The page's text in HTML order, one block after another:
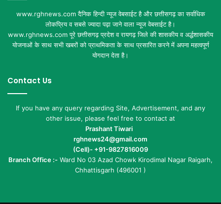
www.rghnews.com दैनिक हिन्दी न्यूज वेबसाईट है और छत्तीसगढ़ का सर्वाधिक
लोकप्रिय व सबसे ज्यादा पढ़ा जाने वाला न्यूज वेबसाईट है।
www.rghnews.com पूरे छत्तीसगढ़ प्रदेश व रायगढ़ जिले की शासकीय व अर्द्धशासकीय
योजनाओं के साथ सभी खबरों को प्राथमिकता के साथ प्रसारित करने में अपना महत्वपूर्ण
योगदान देता है।
Contact Us
If you have any query regarding Site, Advertisement, and any
other issue, please feel free to contact at
Prashant Tiwari
rghnews24@gmail.com
(Cell)- +91-9827816009
Branch Office :- Ward No 03 Azad Chowk Kirodimal Nagar Raigarh,
Chhattisgarh (496001 )